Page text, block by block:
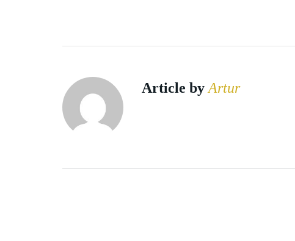
Article by Artur